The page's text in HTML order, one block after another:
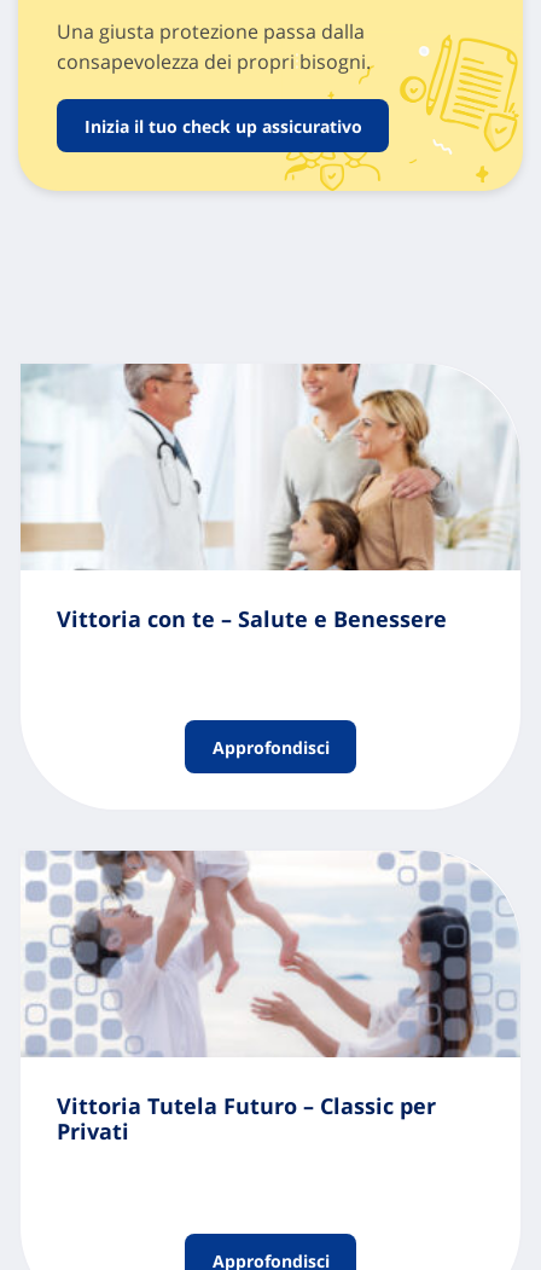
Una giusta protezione passa dalla
consapevolezza dei propri bisogni.
Inizia il tuo check up assicurativo
Vittoria con te – Salute e Benessere
Approfondisci
Vittoria Tutela Futuro – Classic per
Privati
Approfondisci